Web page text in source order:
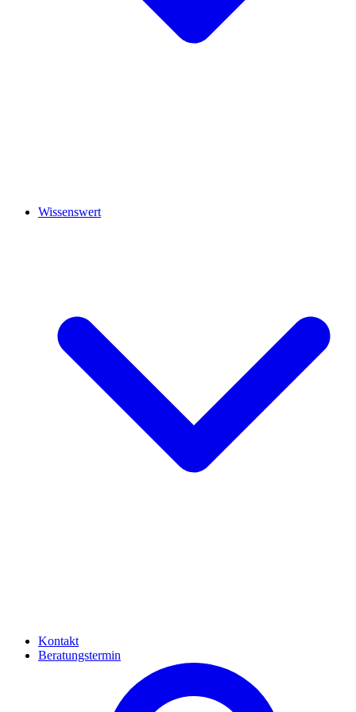
Wissenswert
Kontakt
Beratungstermin